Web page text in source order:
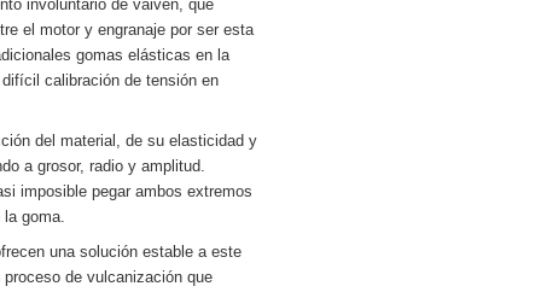
de la shell "comandante vaporatorius"
involuntario de vaivén, que
el motor y engranaje por ser esta
gomas elásticas en la
calibración de tensión en
del material, de su elasticidad y
a grosor, radio y amplitud.
imposible pegar ambos extremos
goma.
una solución estable a este
de vulcanización que